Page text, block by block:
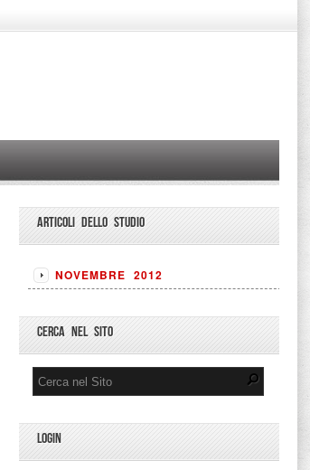
ARTICOLI DELLO STUDIO
NOVEMBRE 2012
CERCA NEL SITO
LOGIN